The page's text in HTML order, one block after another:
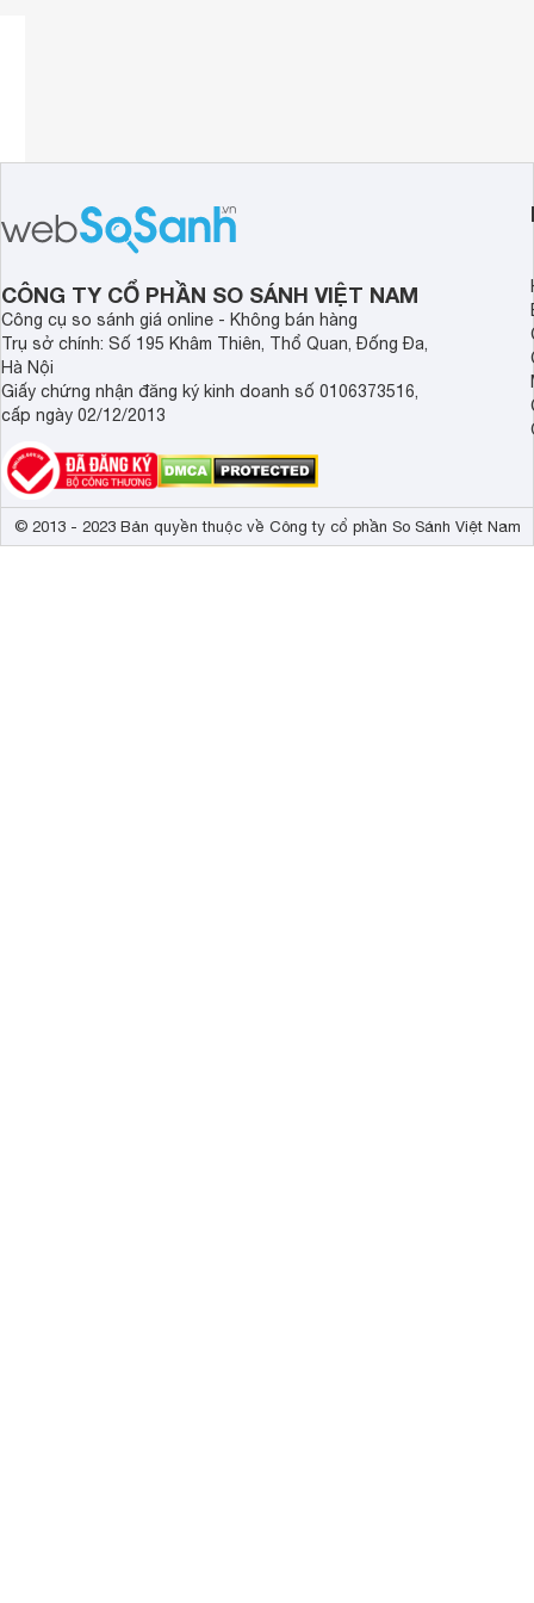
CÔNG TY CỔ PHẦN SO SÁNH VIỆT NAM
Công cụ so sánh giá online - Không bán hàng
Trụ sở chính: Số 195 Khâm Thiên, Thổ Quan, Đống Đa,
Hà Nội
Giấy chứng nhận đăng ký kinh doanh số 0106373516,
cấp ngày 02/12/2013
© 2013 - 2023 Bản quyền thuộc về Công ty cổ phần So Sánh Việt Nam